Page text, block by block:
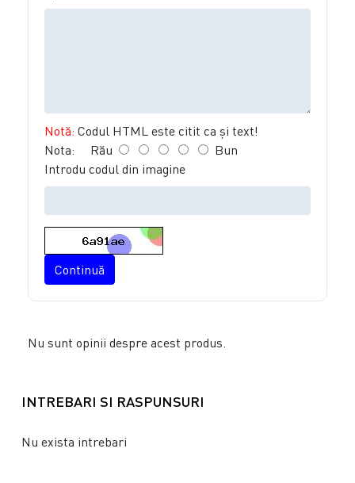
Notă: Codul HTML este citit ca şi text!
Nota: Rău
Bun
Introdu codul din imagine
Continuă
Nu sunt opinii despre acest produs.
INTREBARI SI RASPUNSURI
Nu exista intrebari